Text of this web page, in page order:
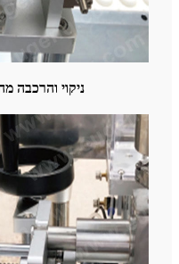
ניקוי והרכבה